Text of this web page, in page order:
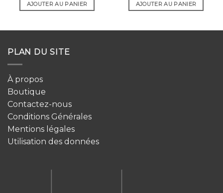
AJOUTER AU PANIER AJOUTER AU PANIER
PLAN DU SITE
À propos
Boutique
Contactez-nous
Conditions Générales
Mentions légales
Utilisation des données